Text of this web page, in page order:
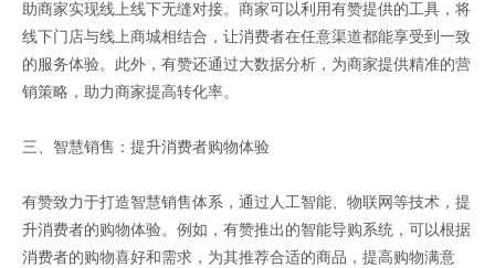
助商家实现线上线下无缝对接。商家可以利用有赞提供的工具，将
线下门店与线上商城相结合，让消费者在任意渠道都能享受到一致
的服务体验。此外，有赞还通过大数据分析，为商家提供精准的营
销策略，助力商家提高转化率。
三、智慧销售：提升消费者购物体验
有赞致力于打造智慧销售体系，通过人工智能、物联网等技术，提
升消费者的购物体验。例如，有赞推出的智能导购系统，可以根据
消费者的购物喜好和需求，为其推荐合适的商品，提高购物满意